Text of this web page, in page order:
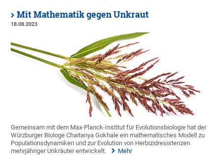
Mit Mathematik gegen Unkraut
18.08.2023
Gemeinsam mit dem Max-Planck-Institut für Evolutionsbiologie hat der
Würzburger Biologe Chaitanya Gokhale ein mathematisches Modell zu
Populationsdynamiken und zur Evolution von Herbizidresistenzen
mehrjähriger Unkräuter entwickelt.
Mehr